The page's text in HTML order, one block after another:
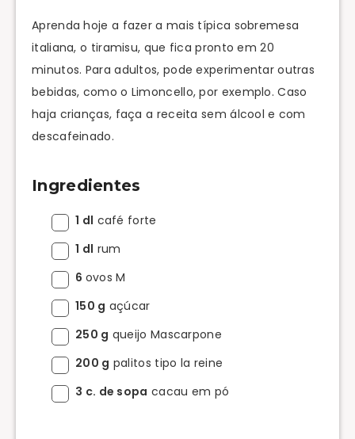
Aprenda hoje a fazer a mais típica sobremesa
italiana, o tiramisu, que fica pronto em 20
minutos. Para adultos, pode experimentar outras
bebidas, como o Limoncello, por exemplo. Caso
haja crianças, faça a receita sem álcool e com
descafeinado.
Ingredientes
1 dl café forte
1 dl rum
6 ovos M
150 g açúcar
250 g queijo Mascarpone
200 g palitos tipo la reine
3 c. de sopa cacau em pó